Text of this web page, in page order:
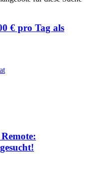
€ pro Tag als